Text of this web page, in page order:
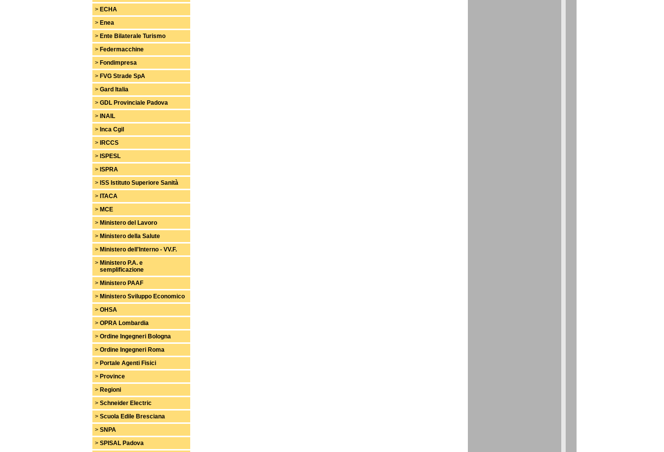
> ECHA
> Enea
> Ente Bilaterale Turismo
> Federmacchine
> Fondimpresa
> FVG Strade SpA
> Gard Italia
> GDL Provinciale Padova
> INAIL
> Inca Cgil
> IRCCS
> ISPESL
> ISPRA
> ISS Istituto Superiore Sanità
> ITACA
> MCE
> Ministero del Lavoro
> Ministero della Salute
> Ministero dell'Interno - VV.F.
> Ministero P.A. e
semplificazione
> Ministero PAAF
> Ministero Sviluppo Economico
> OHSA
> OPRA Lombardia
> Ordine Ingegneri Bologna
> Ordine Ingegneri Roma
> Portale Agenti Fisici
> Province
> Regioni
> Schneider Electric
> Scuola Edile Bresciana
> SNPA
> SPISAL Padova